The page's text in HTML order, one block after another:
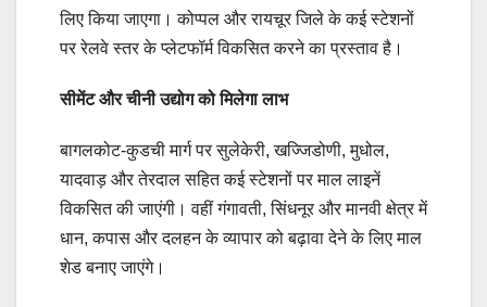
लिए किया जाएगा। कोप्पल और रायचूर जिले के कई स्टेशनों
पर रेलवे स्तर के प्लेटफॉर्म विकसित करने का प्रस्ताव है।
सीमेंट और चीनी उद्योग को मिलेगा लाभ
बागलकोट-कुडची मार्ग पर सुलेकेरी, खज्जिडोणी, मुधोल,
यादवाड़ और तेरदाल सहित कई स्टेशनों पर माल लाइनें
विकसित की जाएंगी। वहीं गंगावती, सिंधनूर और मानवी क्षेत्र में
धान, कपास और दलहन के व्यापार को बढ़ावा देने के लिए माल
शेड बनाए जाएंगे।